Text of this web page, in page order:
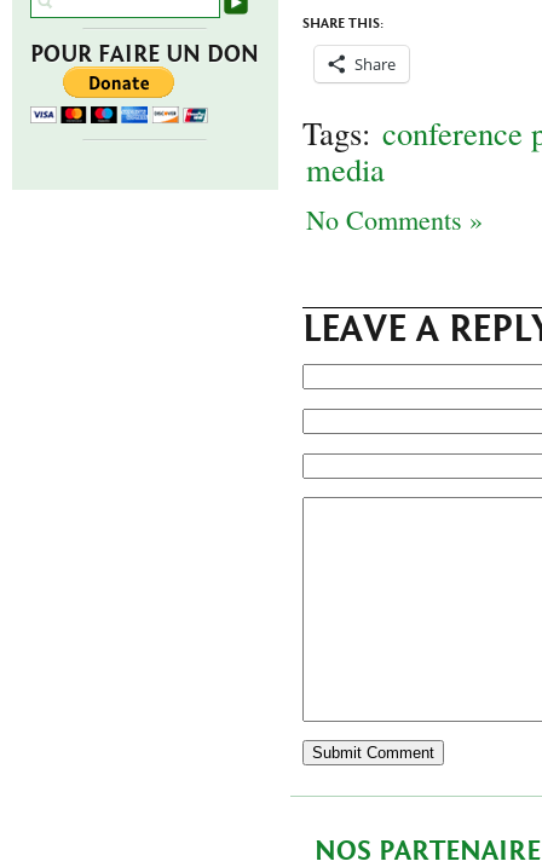
POUR FAIRE UN DON
SHARE THIS:
Share
Tags: conference
media
No Comments »
LEAVE A
NOS